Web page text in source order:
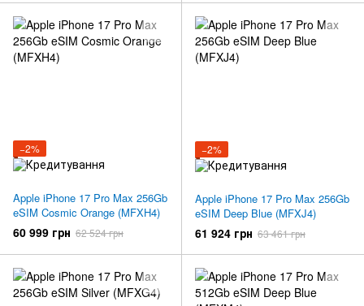
−2%
Apple iPhone 17 Pro Max 256Gb
eSIM Cosmic Orange (MFXH4)
60 999 грн 62 524 грн
−2%
Apple iPhone 17 Pro Max 256Gb
eSIM Deep Blue (MFXJ4)
61 924 грн 63 461 грн